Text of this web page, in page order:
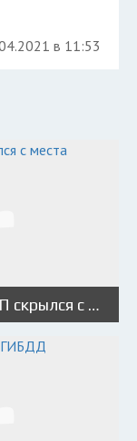
в 11:53
Что делать, если виновник ДТП скрылся с места происшествия?